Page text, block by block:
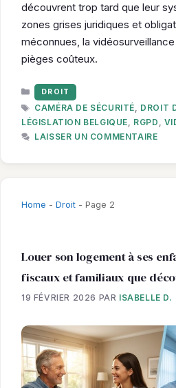
découvrent trop tard que leur
zones grises juridiques et
méconnues, la
pièges coûteux.
CATÉGORIES
DROIT
ÉTIQUETTES
CAMÉRA DE SÉCURITÉ, DROIT
LÉGISLATION BELGIQUE, RGPD ,
LAISSER UN COMMENTAIRE
Home - Droit - Page 2
Louer son logement à ses
fiscaux et familiaux que
19 FÉVRIER 2026 PAR ISABELLE D.